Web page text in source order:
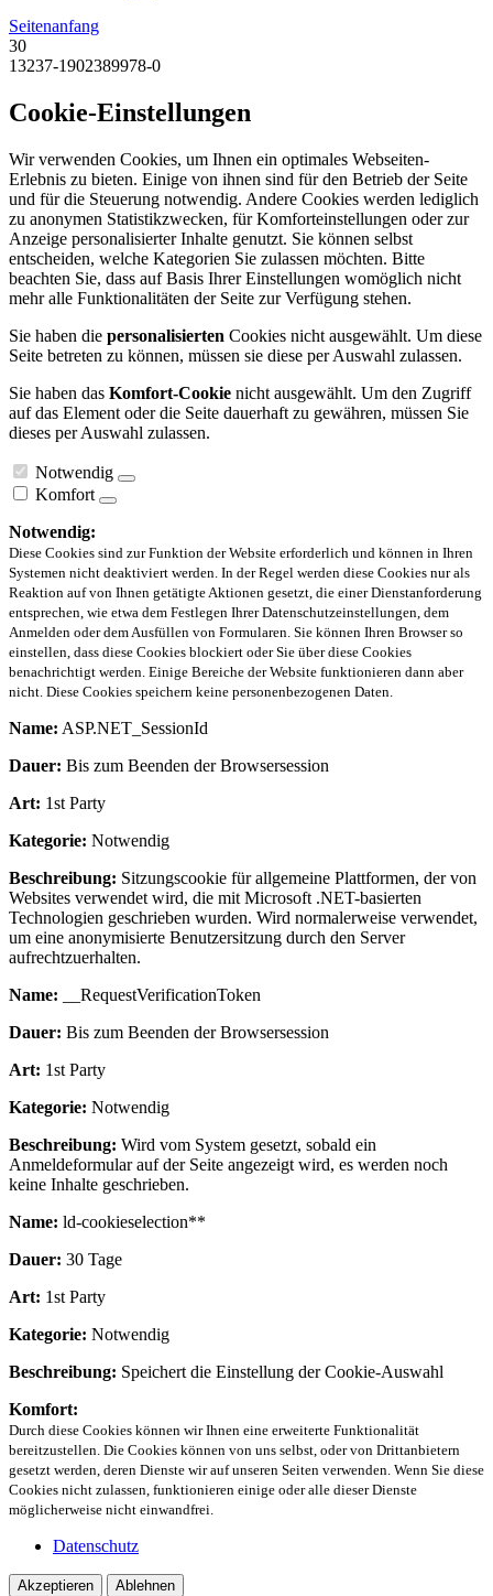
Seitenanfang
30
13237-1902389978-0
Cookie-Einstellungen
Wir verwenden Cookies, um Ihnen ein optimales Webseiten-
Erlebnis zu bieten. Einige von ihnen sind für den Betrieb der Seite
und für die Steuerung notwendig. Andere Cookies werden lediglich
zu anonymen Statistikzwecken, für Komforteinstellungen oder zur
Anzeige personalisierter Inhalte genutzt. Sie können selbst
entscheiden, welche Kategorien Sie zulassen möchten. Bitte
beachten Sie, dass auf Basis Ihrer Einstellungen womöglich nicht
mehr alle Funktionalitäten der Seite zur Verfügung stehen.
Sie haben die personalisierten Cookies nicht ausgewählt. Um diese
Seite betreten zu können, müssen sie diese per Auswahl zulassen.
Sie haben das Komfort-Cookie nicht ausgewählt. Um den Zugriff
auf das Element oder die Seite dauerhaft zu gewähren, müssen Sie
dieses per Auswahl zulassen.
Notwendig
Komfort
Notwendig:
Diese Cookies sind zur Funktion der Website erforderlich und können in Ihren
Systemen nicht deaktiviert werden. In der Regel werden diese Cookies nur als
Reaktion auf von Ihnen getätigte Aktionen gesetzt, die einer Dienstanforderung
entsprechen, wie etwa dem Festlegen Ihrer Datenschutzeinstellungen, dem
Anmelden oder dem Ausfüllen von Formularen. Sie können Ihren Browser so
einstellen, dass diese Cookies blockiert oder Sie über diese Cookies
benachrichtigt werden. Einige Bereiche der Website funktionieren dann aber
nicht. Diese Cookies speichern keine personenbezogenen Daten.
Name: ASP.NET_SessionId
Dauer: Bis zum Beenden der Browsersession
Art: 1st Party
Kategorie: Notwendig
Beschreibung: Sitzungscookie für allgemeine Plattformen, der von
Websites verwendet wird, die mit Microsoft .NET-basierten
Technologien geschrieben wurden. Wird normalerweise verwendet,
um eine anonymisierte Benutzersitzung durch den Server
aufrechtzuerhalten.
Name: __RequestVerificationToken
Dauer: Bis zum Beenden der Browsersession
Art: 1st Party
Kategorie: Notwendig
Beschreibung: Wird vom System gesetzt, sobald ein
Anmeldeformular auf der Seite angezeigt wird, es werden noch
keine Inhalte geschrieben.
Name: ld-cookieselection**
Dauer: 30 Tage
Art: 1st Party
Kategorie: Notwendig
Beschreibung: Speichert die Einstellung der Cookie-Auswahl
Komfort:
Durch diese Cookies können wir Ihnen eine erweiterte Funktionalität
bereitzustellen. Die Cookies können von uns selbst, oder von Drittanbietern
gesetzt werden, deren Dienste wir auf unseren Seiten verwenden. Wenn Sie diese
Cookies nicht zulassen, funktionieren einige oder alle dieser Dienste
möglicherweise nicht einwandfrei.
Datenschutz
Akzeptieren Ablehnen